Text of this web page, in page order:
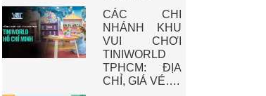
CÁC CHI
NHÁNH KHU
VUI CHƠI
TINIWORLD
TPHCM: ĐỊA
CHỈ, GIÁ VÉ….